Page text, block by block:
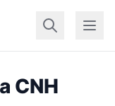
InícioGeral
CNH